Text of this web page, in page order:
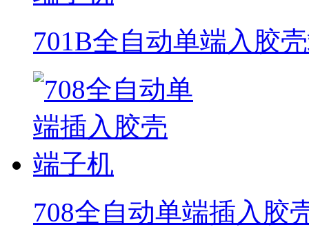
701B全自动单端入胶
708全自动单端插入胶